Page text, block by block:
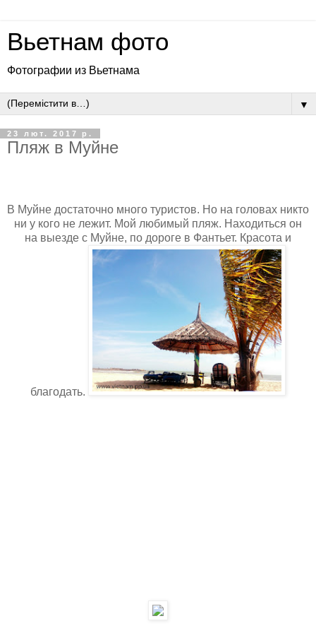
Вьетнам фото
Фотографии из Вьетнама
▼
23 лют. 2017 р.
Пляж в Муйне
В Муйне достаточно много туристов. Но на головах никто
ни у кого не лежит. Мой любимый пляж. Находиться он
на выезде с Муйне, по дороге в Фантьет. Красота и
благодать.